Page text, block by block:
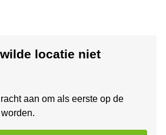
locatie niet
aan om als eerste op de